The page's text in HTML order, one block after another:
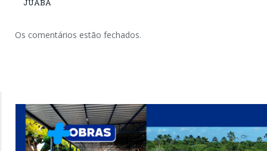
JUABA
Os comentários estão fechados.